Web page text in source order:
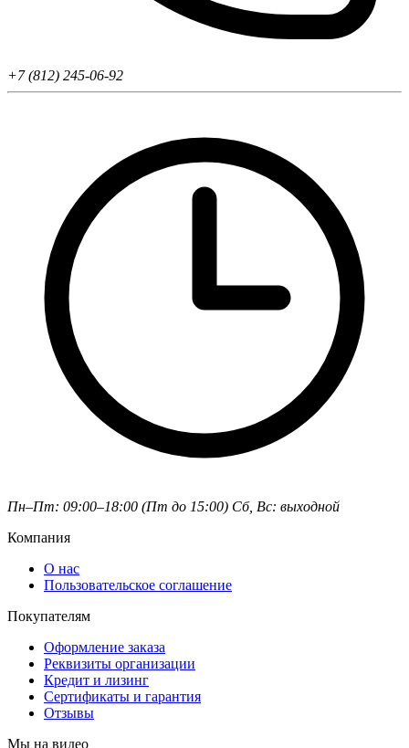
+7 (812) 245-06-92
Пн–Пт: 09:00–18:00 (Пт до 15:00) Сб, Вс: выходной
Компания
О нас
Пользовательское соглашение
Покупателям
Оформление заказа
Реквизиты организации
Кредит и лизинг
Сертификаты и гарантия
Отзывы
Мы на видео